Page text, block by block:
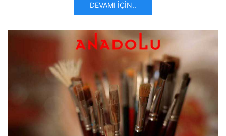
DEVAMI İÇIN..